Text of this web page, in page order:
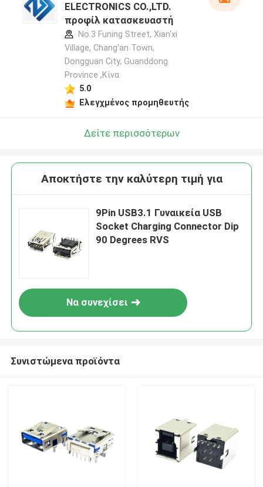
ELECTRONICS CO.,LTD.
προφίλ κατασκευαστή
No.3 Funing Street, Xian'xi
Village, Chang'an Town,
Dongguan City, Guanddong
Province ,Κίνα
5.0
Ελεγχμένος προμηθευτής
Δείτε περισσότερων
Αποκτήστε την καλύτερη τιμή για
9Pin USB3.1 Γυναικεία USB
Socket Charging Connector Dip
90 Degrees RVS
Να συνεχίσει
Συνιστώμενα προϊόντα